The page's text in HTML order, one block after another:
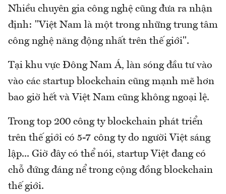
Nhiều chuyên gia công nghệ cũng đưa ra nhận
định: "Việt Nam là một trong những trung tâm
công nghệ năng động nhất trên thế giới".
Tại khu vực Đông Nam Á, làn sóng đầu tư vào
vào các startup blockchain cũng mạnh mẽ hơn
bao giờ hết và Việt Nam cũng không ngoại lệ.
Trong top 200 công ty blockchain phát triển
trên thế giới có 5-7 công ty do người Việt sáng
lập... Giờ đây có thể nói, startup Việt đang có
chỗ đứng đáng nể trong cộng đồng blockchain
thế giới.